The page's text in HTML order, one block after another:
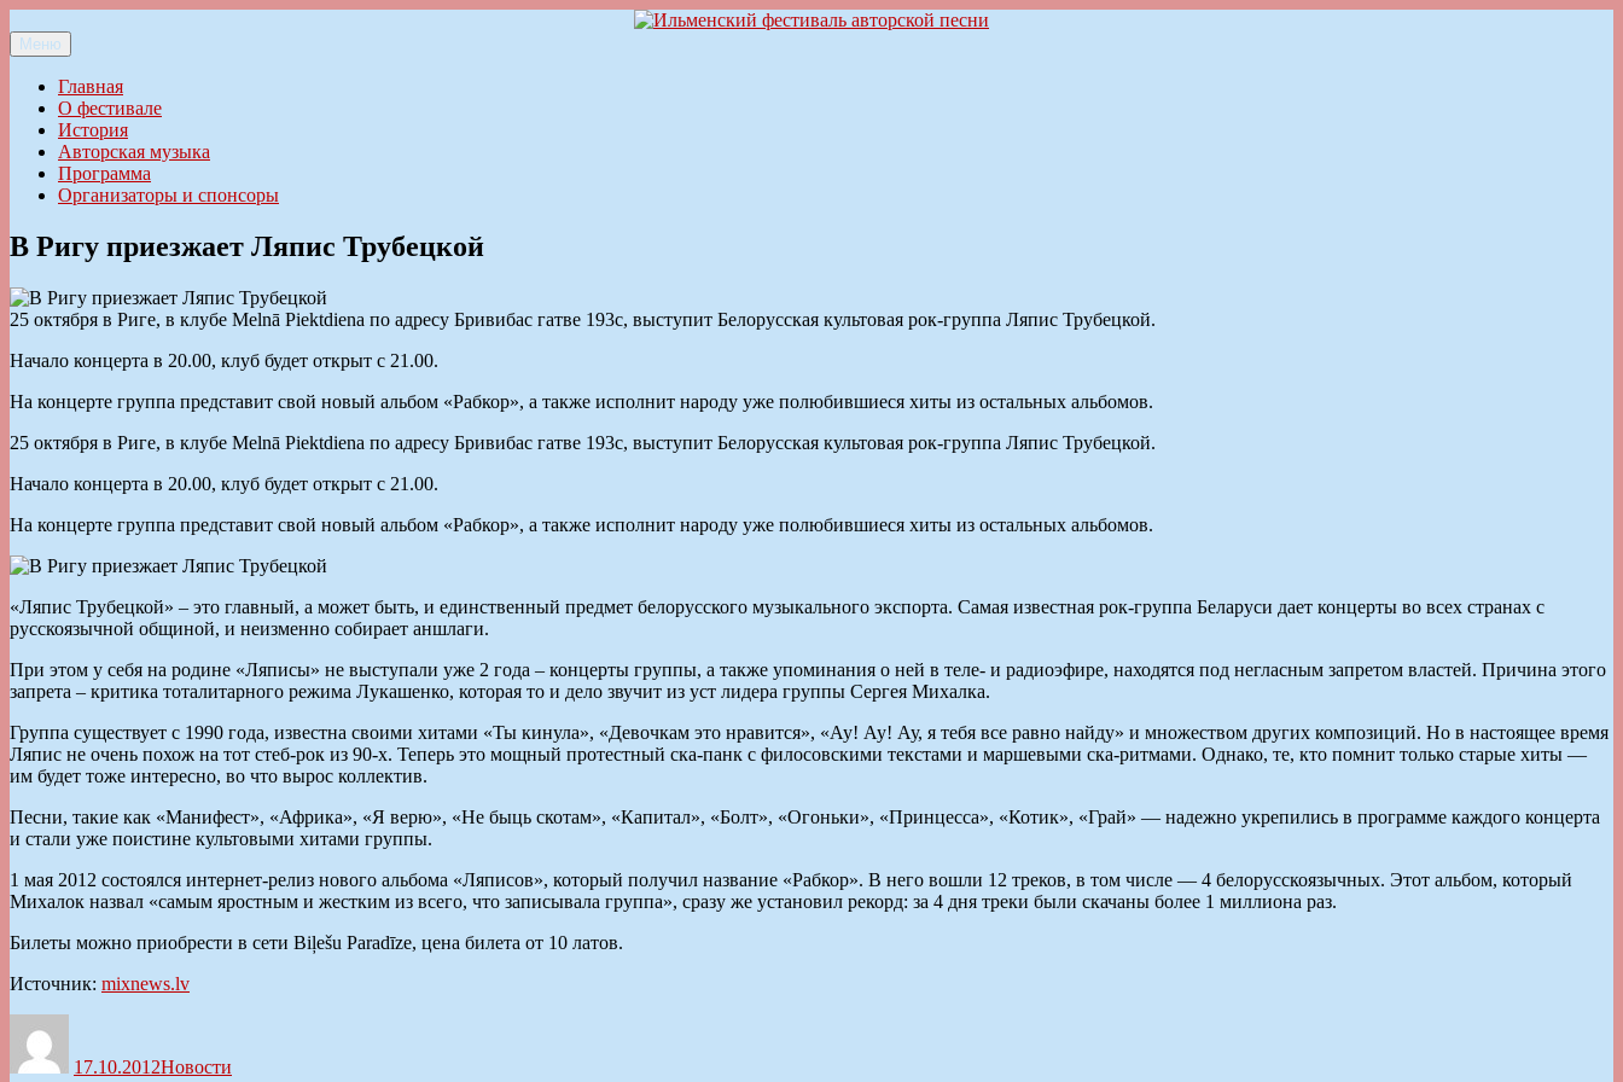
к
содержимому
Ильменский фестиваль авторской песни
Меню
Главная
О фестивале
История
Авторская музыка
Программа
Организаторы и спонсоры
В Ригу приезжает Ляпис Трубецкой
25 октября в Риге, в клубе Melnā Piektdiena по адресу Бривибас гатве 193c, выступит Белорусская культовая рок-группа Ляпис Трубецкой.
Начало концерта в 20.00, клуб будет открыт с 21.00.
На концерте группа представит свой новый альбом «Рабкор», а также исполнит народу уже полюбившиеся хиты из остальных альбомов.
25 октября в Риге, в клубе Melnā Piektdiena по адресу Бривибас гатве 193c, выступит Белорусская культовая рок-группа Ляпис Трубецкой.
Начало концерта в 20.00, клуб будет открыт с 21.00.
На концерте группа представит свой новый альбом «Рабкор», а также исполнит народу уже полюбившиеся хиты из остальных альбомов.
«Ляпис Трубецкой» – это главный, а может быть, и единственный предмет белорусского музыкального экспорта. Самая известная рок-группа Беларуси дает концерты во всех странах с
русскоязычной общиной, и неизменно собирает аншлаги.
При этом у себя на родине «Ляписы» не выступали уже 2 года – концерты группы, а также упоминания о ней в теле- и радиоэфире, находятся под негласным запретом властей. Причина этого
запрета – критика тоталитарного режима Лукашенко, которая то и дело звучит из уст лидера группы Сергея Михалка.
Группа существует с 1990 года, известна своими хитами «Ты кинула», «Девочкам это нравится», «Ау! Ау! Ау, я тебя все равно найду» и множеством других композиций. Но в настоящее время
Ляпис не очень похож на тот стеб-рок из 90-х. Теперь это мощный протестный ска-панк с филосовскими текстами и маршевыми ска-ритмами. Однако, те, кто помнит только старые хиты —
им будет тоже интересно, во что вырос коллектив.
Песни, такие как «Манифест», «Африка», «Я верю», «Не быць скотам», «Капитал», «Болт», «Огоньки», «Принцесса», «Котик», «Грай» — надежно укрепились в программе каждого концерта
и стали уже поистине культовыми хитами группы.
1 мая 2012 состоялся интернет-релиз нового альбома «Ляписов», который получил название «Рабкор». В него вошли 12 треков, в том числе — 4 белорусскоязычных. Этот альбом, который
Михалок назвал «самым яростным и жестким из всего, что записывала группа», сразу же установил рекорд: за 4 дня треки были скачаны более 1 миллиона раз.
Билеты можно приобрести в сети Biļešu Paradīze, цена билета от 10 латов.
Источник: mixnews.lv
17.10.2012Новости